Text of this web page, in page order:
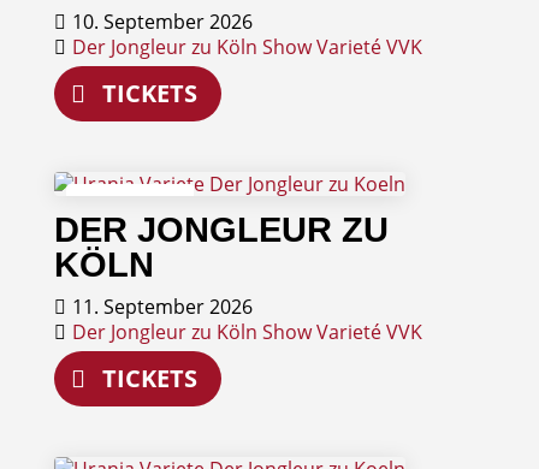
10. September 2026
Der Jongleur zu Köln ShowVarietéVVK
TICKETS
11
September
DER JONGLEUR ZU
KÖLN
11. September 2026
Der Jongleur zu Köln ShowVarietéVVK
TICKETS